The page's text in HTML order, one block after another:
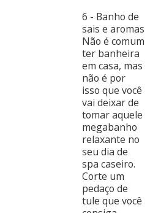
6 - Banho de
sais e aromas
Não é comum
ter banheira
em casa, mas
não é por
isso que você
vai deixar de
tomar aquele
megabanho
relaxante no
seu dia de
spa caseiro.
Corte um
pedaço de
tule que você